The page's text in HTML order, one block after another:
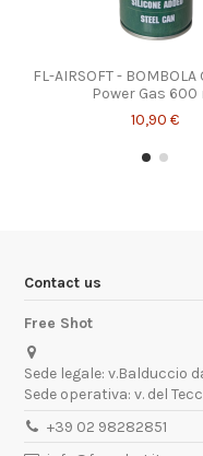
FL-AIRSOFT - BOMBOLA
Power Gas 600
10,90 €
Contact us
Free Shot
Sede legale: v.Balduccio
Sede operativa: v. del
+39 02 98282851